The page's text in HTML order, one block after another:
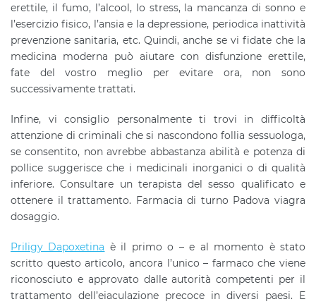
erettile, il fumo, l’alcool, lo stress, la mancanza di sonno e
l’esercizio fisico, l’ansia e la depressione, periodica inattività
prevenzione sanitaria, etc. Quindi, anche se vi fidate che la
medicina moderna può aiutare con disfunzione erettile,
fate del vostro meglio per evitare ora, non sono
successivamente trattati.
Infine, vi consiglio personalmente ti trovi in ​​difficoltà
attenzione di criminali che si nascondono follia sessuologa,
se consentito, non avrebbe abbastanza abilità e potenza di
pollice suggerisce che i medicinali inorganici o di qualità
inferiore. Consultare un terapista del sesso qualificato e
ottenere il trattamento. Farmacia di turno Padova viagra
dosaggio.
Priligy Dapoxetina è il primo o – e al momento è stato
scritto questo articolo, ancora l’unico – farmaco che viene
riconosciuto e approvato dalle autorità competenti per il
trattamento dell’eiaculazione precoce in diversi paesi. E